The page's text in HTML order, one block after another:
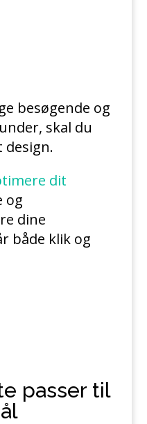
besøgende og
skal du
design.
dit
og
dine
både klik og
passer til